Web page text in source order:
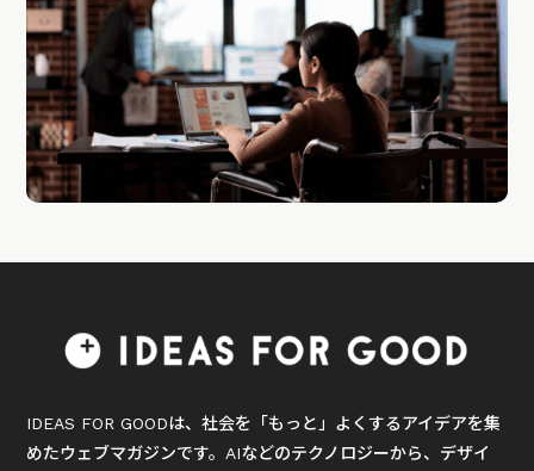
IDEAS FOR GOODは、社会を「もっと」よくするアイデアを集
めたウェブマガジンです。AIなどのテクノロジーから、デザイ